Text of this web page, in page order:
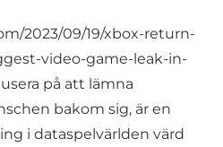
2023/09/19/xbox-return-
video-game-leak-in-
på att lämna
bakom sig, är en
i dataspelvärlden värd